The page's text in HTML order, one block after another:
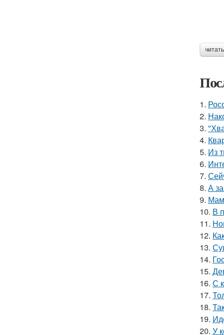
1.
2.
3.
4.
5. Из
6.
7.
8. А
9.
10. В
11.
12.
13.
14.
15.
16. С
17.
18.
19.
20. У